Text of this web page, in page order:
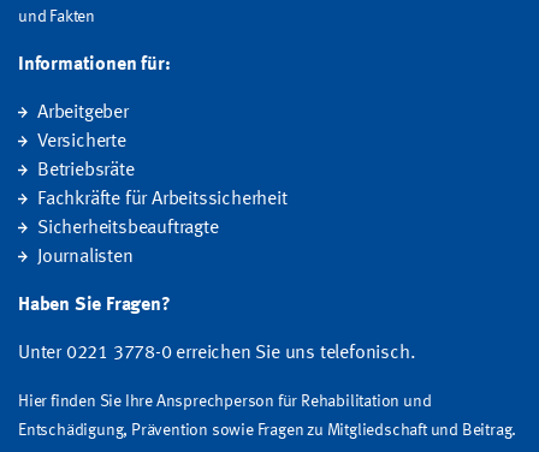
und Fakten
Informationen für:
Arbeitgeber
Versicherte
Betriebsräte
Fachkräfte für Arbeitssicherheit
Sicherheitsbeauftragte
Journalisten
Haben Sie Fragen?
Unter 0221 3778-0 erreichen Sie uns telefonisch.
Hier finden Sie Ihre Ansprechperson für Rehabilitation und
Entschädigung, Prävention sowie Fragen zu Mitgliedschaft und Beitrag.